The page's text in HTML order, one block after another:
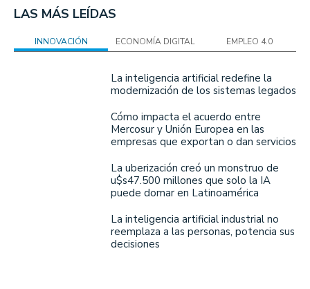
LAS MÁS LEÍDAS
INNOVACIÓN ECONOMÍA DIGITAL EMPLEO 4.0
La inteligencia artificial redefine la
modernización de los sistemas legados
Cómo impacta el acuerdo entre
Mercosur y Unión Europea en las
empresas que exportan o dan servicios
La uberización creó un monstruo de
u$s47.500 millones que solo la IA
puede domar en Latinoamérica
La inteligencia artificial industrial no
reemplaza a las personas, potencia sus
decisiones